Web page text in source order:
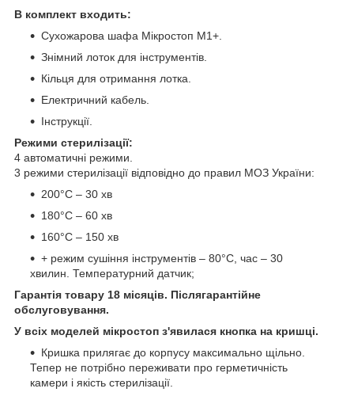
В комплект входить:
Сухожарова шафа Мікростоп М1+.
Знімний лоток для інструментів.
Кільця для отримання лотка.
Електричний кабель.
Інструкції.
Режими стерилізації:
4 автоматичні режими.
3 режими стерилізації відповідно до правил МОЗ України:
200°С – 30 хв
180°С – 60 хв
160°С – 150 хв
+ режим сушіння інструментів – 80°С, час – 30
хвилин. Температурний датчик;
Гарантія товару 18 місяців. Післягарантійне
обслуговування.
У всіх моделей мікростоп з'явилася кнопка на кришці.
Кришка прилягає до корпусу максимально щільно.
Тепер не потрібно переживати про герметичність
камери і якість стерилізації. ⠀